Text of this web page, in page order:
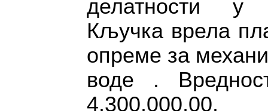
делатности у
Кључка врела
опреме за
воде .